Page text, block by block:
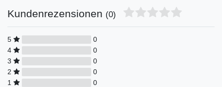
Kundenrezensionen (0)
5
0
4
0
3
0
2
0
1
0